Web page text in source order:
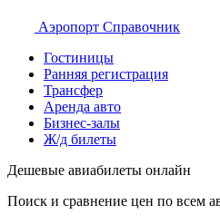
Аэропорт Справочник
Гостиницы
Ранняя регистрация
Трансфер
Аренда авто
Бизнес-залы
Ж/д билеты
Дешевые авиабилеты онлайн
Поиск и сравнение цен по всем